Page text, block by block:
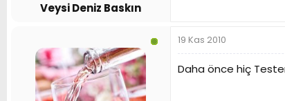
Veysi Deniz Baskın
19 Kas 2010
Daha önce hiç